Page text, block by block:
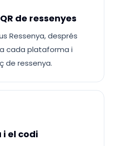
de ressenyes
Ressenya, després
cada plataforma i
de ressenya.
el codi